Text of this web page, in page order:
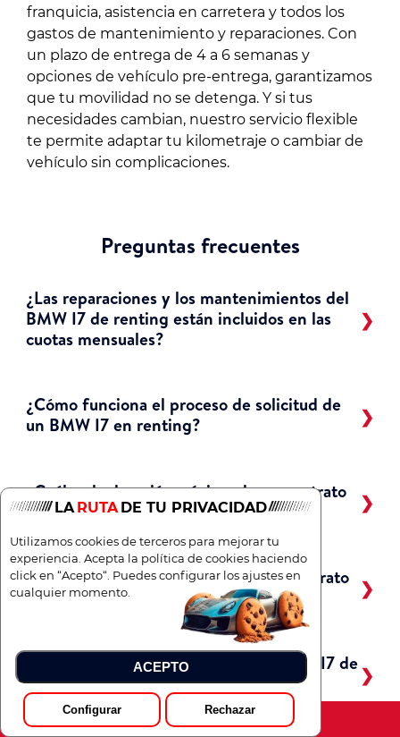
franquicia, asistencia en carretera y todos los
gastos de mantenimiento y reparaciones. Con
un plazo de entrega de 4 a 6 semanas y
opciones de vehículo pre-entrega, garantizamos
que tu movilidad no se detenga. Y si tus
necesidades cambian, nuestro servicio flexible
te permite adaptar tu kilometraje o cambiar de
vehículo sin complicaciones.
Preguntas frecuentes
¿Las reparaciones y los mantenimientos del
BMW I7 de renting están incluidos en las
cuotas mensuales?
¿Cómo funciona el proceso de solicitud de
un BMW I7 en renting?
¿Cuál es la duración mínima de un contrato
de renting?
¿Cuál es la duración máxima de un contrato
de renting?
¿Tengo posibilidad de comprar el BMW I7 de
renting antes de finalizar el contrato?
LA RUTA DE TU PRIVACIDAD
Utilizamos cookies de terceros para mejorar tu
experiencia. Acepta la política de cookies haciendo
click en “Acepto“. Puedes configurar los ajustes en
cualquier momento.
ACEPTO
Configurar Rechazar